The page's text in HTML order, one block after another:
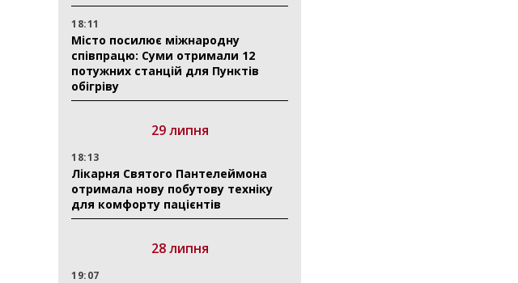
18:11
Місто посилює міжнародну
співпрацю: Суми отримали 12
потужних станцій для Пунктів
обігріву
29 липня
18:13
Лікарня Святого Пантелеймона
отримала нову побутову техніку
для комфорту пацієнтів
28 липня
19:07